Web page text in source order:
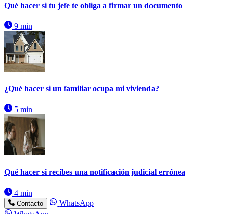
Qué hacer si tu jefe te obliga a firmar un documento
9 min
¿Qué hacer si un familiar ocupa mi vivienda?
5 min
Qué hacer si recibes una notificación judicial errónea
4 min
Contacto
WhatsApp